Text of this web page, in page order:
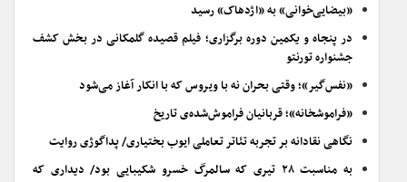
«بیضایی‌خوانی» به «اژدهاک» رسید
در پنجاه و یکمین دوره برگزاری؛ فیلم قصیده گلمکانی در بخش کشف
جشنواره تورنتو
«نفس‌گیر»؛ وقتی بحران نه با ویروس که با انکار آغاز می‌شود
«فراموشخانه»؛ قربانیان فراموش‌شده‌ی تاریخ
نگاهی نقادانه بر تجربه تئاتر تعاملی ایوب بختیاری/ پداگوژی روایت
به مناسبت ۲۸ تیری که سالمرگ خسرو شکیبایی بود/ دیداری که